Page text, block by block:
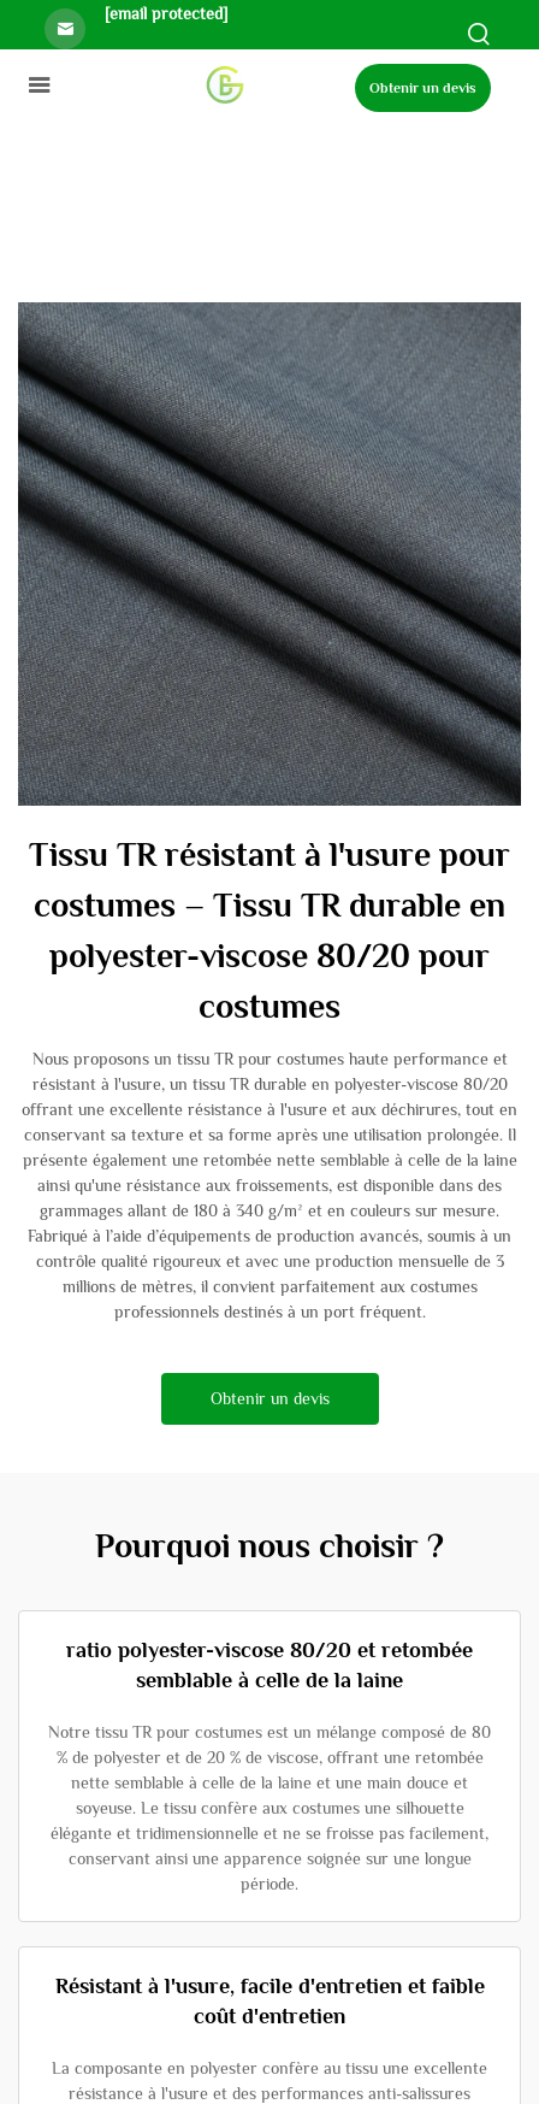
[email protected]
Obtenir un devis
Tissu TR résistant à l'usure pour
costumes – Tissu TR durable en
polyester-viscose 80/20 pour
costumes
Nous proposons un tissu TR pour costumes haute performance et
résistant à l'usure, un tissu TR durable en polyester-viscose 80/20
offrant une excellente résistance à l'usure et aux déchirures, tout en
conservant sa texture et sa forme après une utilisation prolongée. Il
présente également une retombée nette semblable à celle de la laine
ainsi qu'une résistance aux froissements, est disponible dans des
grammages allant de 180 à 340 g/m² et en couleurs sur mesure.
Fabriqué à l’aide d’équipements de production avancés, soumis à un
contrôle qualité rigoureux et avec une production mensuelle de 3
millions de mètres, il convient parfaitement aux costumes
professionnels destinés à un port fréquent.
Obtenir un devis
Pourquoi nous choisir ?
ratio polyester-viscose 80/20 et retombée
semblable à celle de la laine
Notre tissu TR pour costumes est un mélange composé de 80
% de polyester et de 20 % de viscose, offrant une retombée
nette semblable à celle de la laine et une main douce et
soyeuse. Le tissu confère aux costumes une silhouette
élégante et tridimensionnelle et ne se froisse pas facilement,
conservant ainsi une apparence soignée sur une longue
période.
Résistant à l'usure, facile d'entretien et faible
coût d'entretien
La composante en polyester confère au tissu une excellente
résistance à l'usure et des performances anti-salissures